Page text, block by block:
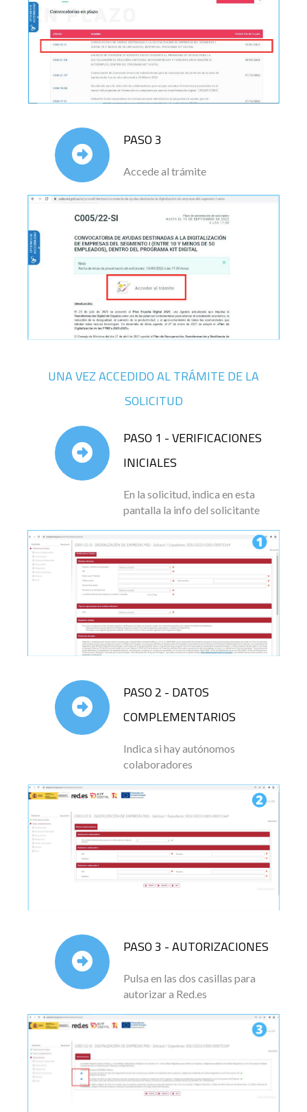
PASO 3
Accede al trámite
UNA VEZ ACCEDIDO AL TRÁMITE DE LA
SOLICITUD
PASO 1 - VERIFICACIONES
INICIALES
En la solicitud, indica en esta
pantalla la info del solicitante
PASO 2 - DATOS
COMPLEMENTARIOS
Indica si hay autónomos
colaboradores
PASO 3 - AUTORIZACIONES
Pulsa en las dos casillas para
autorizar a Red.es